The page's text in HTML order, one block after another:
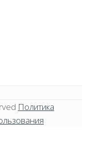
Политика